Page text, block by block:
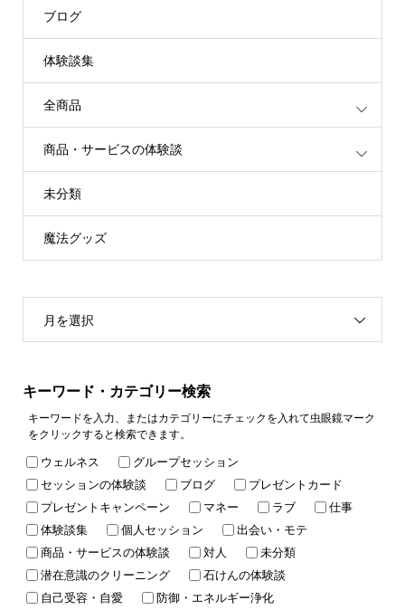
ブログ
体験談集
全商品
商品・サービスの体験談
未分類
魔法グッズ
月を選択
キーワード・カテゴリー検索
キーワードを入力、またはカテゴリーにチェックを入れて虫眼鏡マーク
をクリックすると検索できます。
ウェルネス
グループセッション
セッションの体験談
ブログ
プレゼントカード
プレゼントキャンペーン
マネー ラブ
仕事
体験談集
個人セッション
出会い・モテ
商品・サービスの体験談
対人
未分類
潜在意識のクリーニング
石けんの体験談
自己受容・自愛
防御・エネルギー浄化